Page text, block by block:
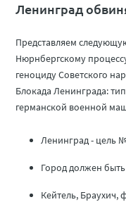
Ленинград
Представляем
Нюрнбергскому
геноциду Советского
Блокада Ленинграда:
германской военной
Ленинград - цель
Город должен быть
Кейтель, Браухич,